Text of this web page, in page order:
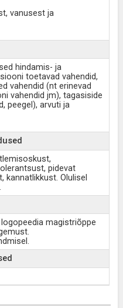
vanusest ja
hindamis- ja
toetavad vahendid,
vahendid (nt erinevad
vahendid jm), tagasiside
peegel), arvuti ja
pidevat
kannatlikkust. Olulisel
magistriõppe